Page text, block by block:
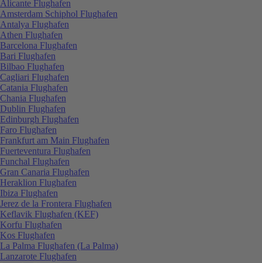
Alicante Flughafen
Amsterdam Schiphol Flughafen
Antalya Flughafen
Athen Flughafen
Barcelona Flughafen
Bari Flughafen
Bilbao Flughafen
Cagliari Flughafen
Catania Flughafen
Chania Flughafen
Dublin Flughafen
Edinburgh Flughafen
Faro Flughafen
Frankfurt am Main Flughafen
Fuerteventura Flughafen
Funchal Flughafen
Gran Canaria Flughafen
Heraklion Flughafen
Ibiza Flughafen
Jerez de la Frontera Flughafen
Keflavik Flughafen (KEF)
Korfu Flughafen
Kos Flughafen
La Palma Flughafen (La Palma)
Lanzarote Flughafen